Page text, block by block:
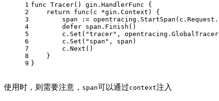
1
2
3
4
5
6
7
8
9
func Tracer()
gin.HandlerFunc {
return
func (c *gin.Context)
{
span :=
defer span.Finish()
        c.Set(
"tracer" ,
        c.Set(
"span" , span)
        c.Next()
    }
}
使用时，则需要注意， span可以通过context注入